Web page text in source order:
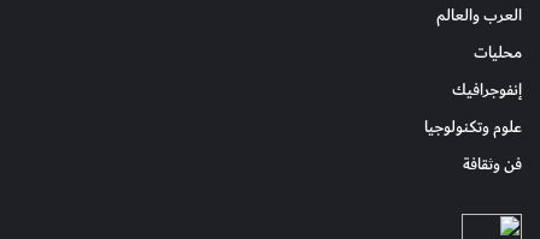
العرب والعالم
محليات
إنفوجرافيك
علوم وتكنولوجيا
فن وثقافة